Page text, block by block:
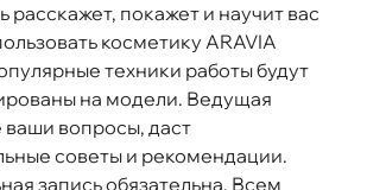
расскажет, покажет и научит вас
косметику ARAVIA
техники работы будут
на модели. Ведущая
ваши вопросы, даст
советы и рекомендации.
запись обязательна. Всем